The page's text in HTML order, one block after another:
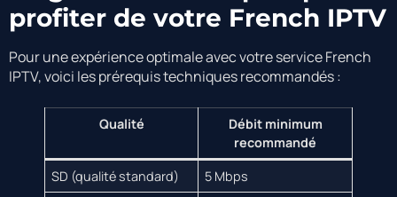
profiter de votre French IPTV
Pour une expérience optimale avec votre service French
IPTV, voici les prérequis techniques recommandés :
Qualité
Débit minimum
recommandé
SD (qualité standard)
5 Mbps